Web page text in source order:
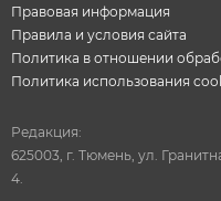
Правовая информация
Правила и условия сайта
Политика в отношении
Политика использования
Редакция:
625003, г. Тюмень, ул.
4.